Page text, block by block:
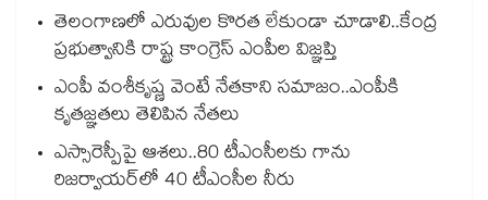
తెలంగాణలో ఎరువుల కొరత లేకుండా చూడాలి..కేంద్ర
ప్రభుత్వానికి రాష్ట్ర కాంగ్రెస్ ఎంపీల విజ్ఞప్తి
ఎంపీ వంశీకృష్ణ వెంటే నేతకాని సమాజం..ఎంపీకి
కృతజ్ఞతలు తెలిపిన నేతలు
ఎస్సారెస్పీపై ఆశలు..80 టీఎంసీలకు గాను
రిజర్వాయర్‌‌‌‌‌‌‌‌‌‌‌‌‌‌‌‌లో 40 టీఎంసీల నీరు